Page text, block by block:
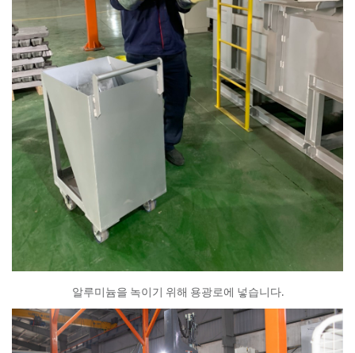
알루미늄을 녹이기 위해 용광로에 넣습니다.